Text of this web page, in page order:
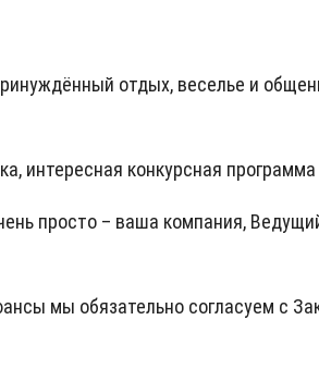
отдых, веселье и
интересная конкурсная
просто – ваша компания,
мы обязательно согласуем с